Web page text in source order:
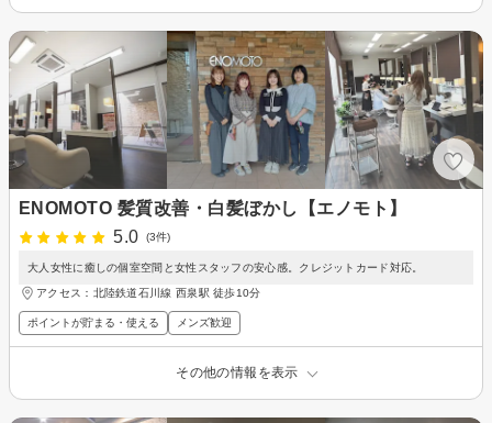
ENOMOTO 髪質改善・白髪ぼかし【エノモト】
5.0
(3件)
大人女性に癒しの個室空間と女性スタッフの安心感。クレジットカード対応。
アクセス：北陸鉄道石川線 西泉駅 徒歩10分
ポイントが貯まる・使える メンズ歓迎
その他の情報を表示